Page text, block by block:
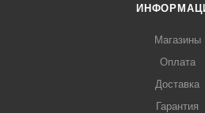
Магазины
Оплата
Доставка
Гарантия